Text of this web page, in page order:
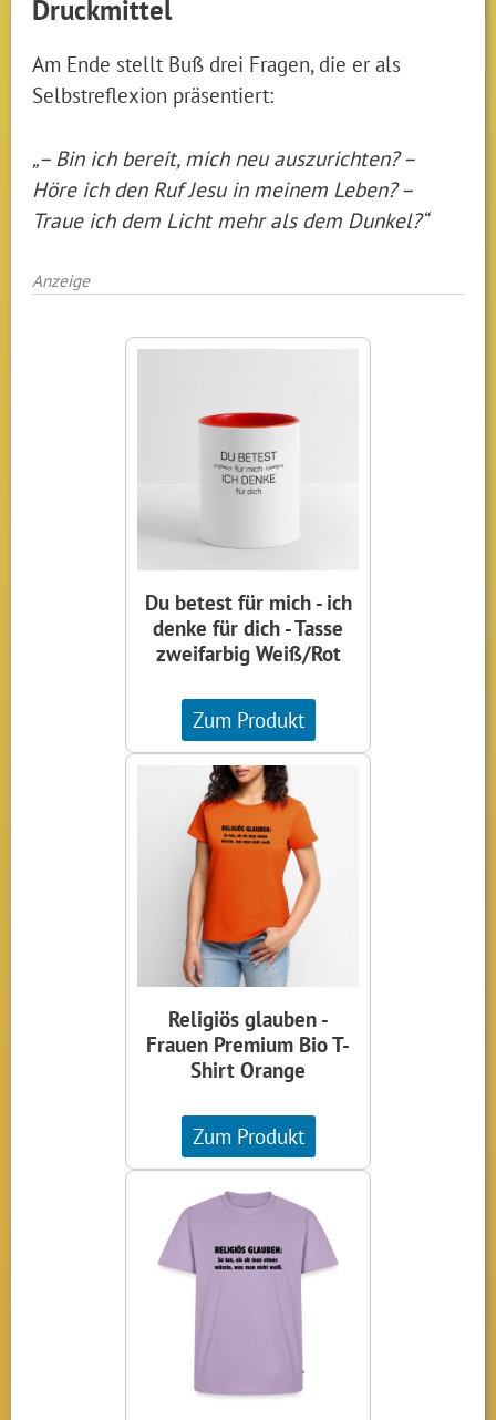
Druckmittel
Am Ende stellt Buß drei Fragen, die er als
Selbstreflexion präsentiert:
„– Bin ich bereit, mich neu auszurichten? –
Höre ich den Ruf Jesu in meinem Leben? –
Traue ich dem Licht mehr als dem Dunkel?“
Anzeige
Du betest für mich - ich
denke für dich - Tasse
zweifarbig Weiß/Rot
Zum Produkt
Religiös glauben -
Frauen Premium Bio T-
Shirt Orange
Zum Produkt